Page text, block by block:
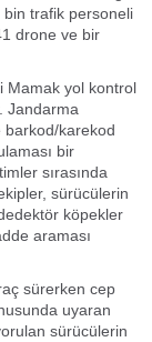
bin trafik personeli
drone ve bir
Mamak yol kontrol
Jandarma
barkod/karekod
bir
sırasında
sürücülerin
köpekler
araması
sürerken cep
uyaran
sürücülerin